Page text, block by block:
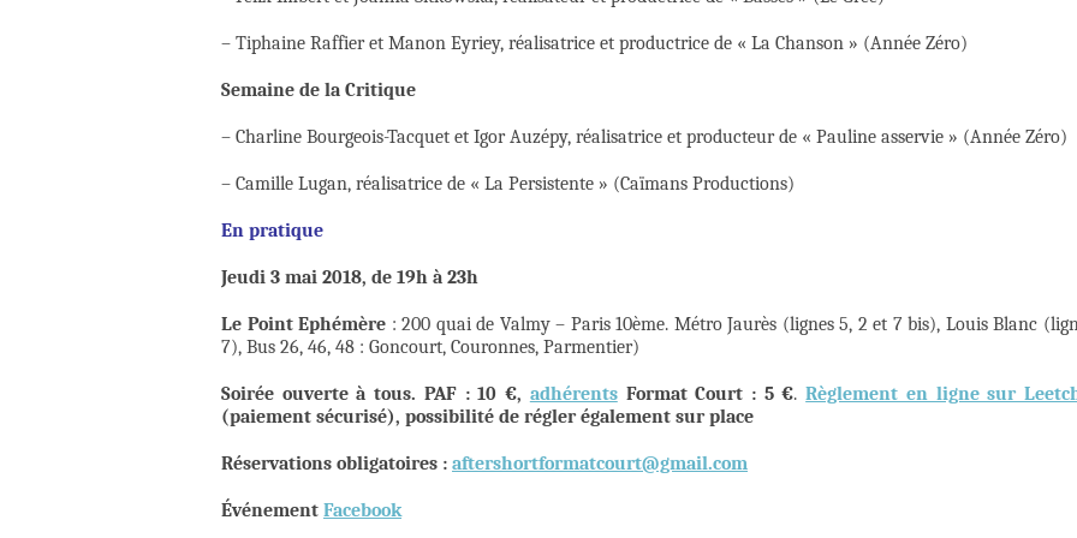
– Tiphaine Raffier et Manon Eyriey, réalisatrice et productrice de « La Chanson » (Année Zéro)
Semaine de la Critique
– Charline Bourgeois-Tacquet et Igor Auzépy, réalisatrice et producteur de « Pauline asservie » (Année Zéro)
– Camille Lugan, réalisatrice de « La Persistente » (Caïmans Productions)
En pratique
Jeudi 3 mai 2018, de 19h à 23h
Le Point Ephémère : 200 quai de Valmy – Paris 10ème. Métro Jaurès (lignes 5, 2 et 7 bis), Louis Blanc
7), Bus 26, 46, 48 : Goncourt, Couronnes, Parmentier)
Soirée ouverte à tous. PAF : 10 €, adhérentsFormat Court : 5 €.Règlement en ligne sur
(paiement sécurisé), possibilité de régler également sur place
Réservations obligatoires : aftershortformatcourt@gmail.com
Événement Facebook